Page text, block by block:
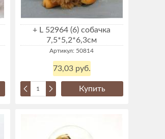
+ L 52964 (6) собачка
7,5*5,2*6,3см
Артикул: 50814
73,03 руб.
Купить